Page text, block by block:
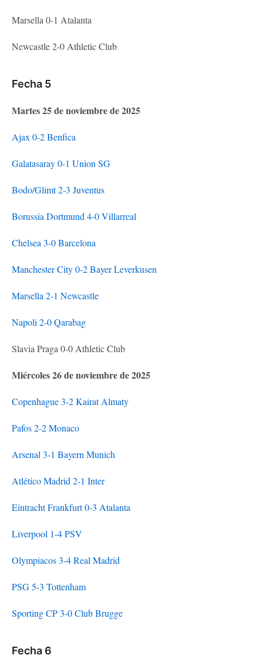
Marsella 0-1 Atalanta
Newcastle 2-0 Athletic Club
Fecha 5
Martes 25 de noviembre de 2025
Ajax 0-2 Benfica
Galatasaray 0-1 Union SG
Bodo/Glimt 2-3 Juventus
Borussia Dortmund 4-0 Villarreal
Chelsea 3-0 Barcelona
Manchester City 0-2 Bayer Leverkusen
Marsella 2-1 Newcastle
Napoli 2-0 Qarabag
Slavia Praga 0-0 Athletic Club
Miércoles 26 de noviembre de 2025
Copenhague 3-2 Kairat Almaty
Pafos 2-2 Monaco
Arsenal 3-1 Bayern Munich
Atlético Madrid 2-1 Inter
Eintracht Frankfurt 0-3 Atalanta
Liverpool 1-4 PSV
Olympiacos 3-4 Real Madrid
PSG 5-3 Tottenham
Sporting CP 3-0 Club Brugge
Fecha 6